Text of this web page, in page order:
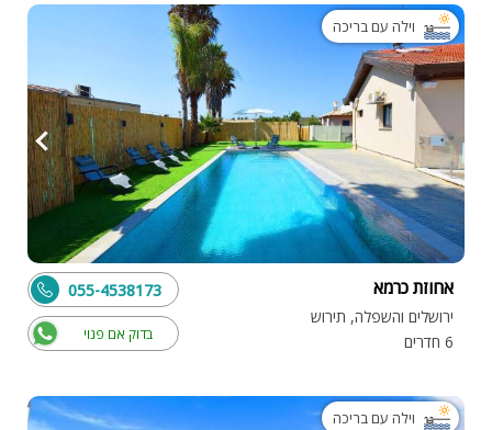
וילה עם בריכה
אחוזת כרמא
ירושלים והשפלה, תירוש
6 חדרים
בדוק אם פנוי
055-4538173
וילה עם בריכה